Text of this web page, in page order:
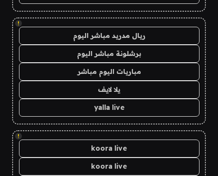
!
ريال مدريد مباشر اليوم
برشلونة مباشر اليوم
مباريات اليوم مباشر
يلا لايف
yalla live
!
koora live
koora live